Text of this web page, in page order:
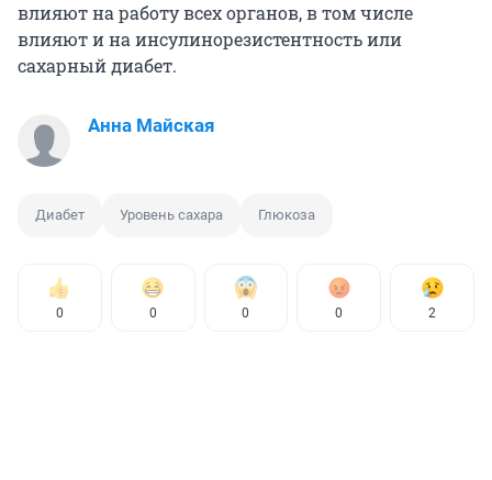
влияют на работу всех органов, в том числе
влияют и на инсулинорезистентность или
сахарный диабет.
Анна Майская
Диабет Уровень сахара Глюкоза
0 0 0 0 2